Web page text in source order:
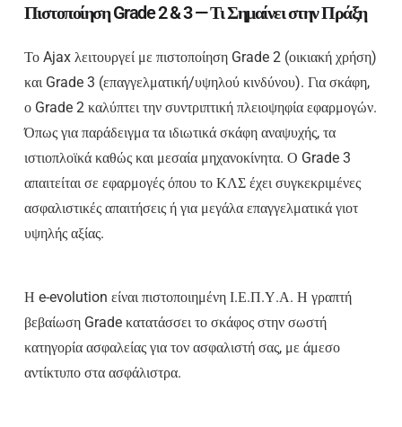
Πιστοποίηση Grade 2 & 3 — Τι Σημαίνει στην Πράξη
Το Ajax λειτουργεί με πιστοποίηση Grade 2 (οικιακή χρήση)
και Grade 3 (επαγγελματική/υψηλού κινδύνου). Για σκάφη,
ο Grade 2 καλύπτει την συντριπτική πλειοψηφία εφαρμογών.
Όπως για παράδειγμα τα ιδιωτικά σκάφη αναψυχής, τα
ιστιοπλοϊκά καθώς και μεσαία μηχανοκίνητα. Ο Grade 3
απαιτείται σε εφαρμογές όπου το ΚΛΣ έχει συγκεκριμένες
ασφαλιστικές απαιτήσεις ή για μεγάλα επαγγελματικά γιοτ
υψηλής αξίας.
Η e-evolution είναι πιστοποιημένη Ι.Ε.Π.Υ.Α. Η γραπτή
βεβαίωση Grade κατατάσσει το σκάφος στην σωστή
κατηγορία ασφαλείας για τον ασφαλιστή σας, με άμεσο
αντίκτυπο στα ασφάλιστρα.